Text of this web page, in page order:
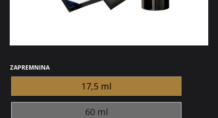
ZAPREMNINA
17,5 ml
60 ml